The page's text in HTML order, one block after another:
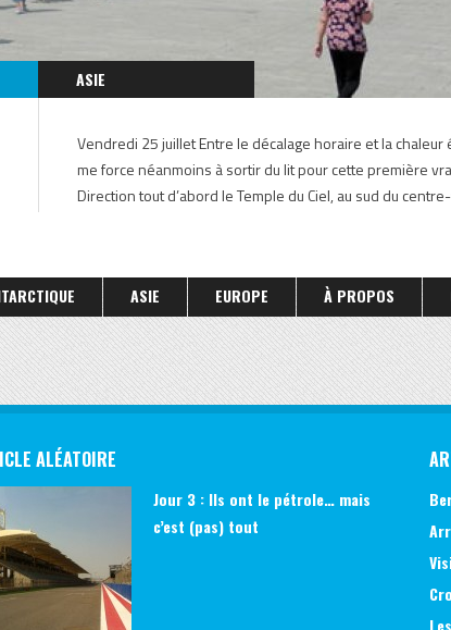
ASIE
CHINE CONTINENTALE
Vendredi 25 juillet Entre le décalage horaire et la chaleur
me force néanmoins à sortir du lit pour cette première
Direction tout d’abord le Temple du Ciel, au sud du
ASIE EUROPE À PROPOS
ALÉATOIRE
Jour 3 : Ils ont le pétrole… mais
c’est (pas) tout